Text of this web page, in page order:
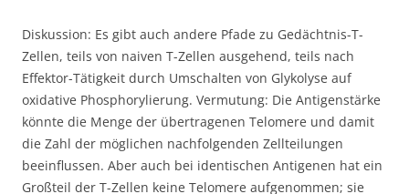
Diskussion: Es gibt auch andere Pfade zu Gedächtnis-T-
Zellen, teils von naiven T-Zellen ausgehend, teils nach
Effektor-Tätigkeit durch Umschalten von Glykolyse auf
oxidative Phosphorylierung. Vermutung: Die Antigenstärke
könnte die Menge der übertragenen Telomere und damit
die Zahl der möglichen nachfolgenden Zellteilungen
beeinflussen. Aber auch bei identischen Antigenen hat ein
Großteil der T-Zellen keine Telomere aufgenommen; sie